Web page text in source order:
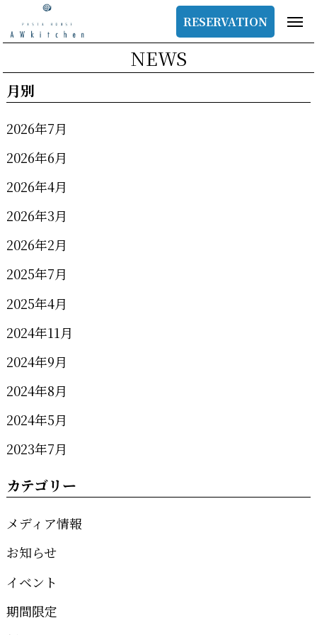
RESERVATION
NEWS
月別
2026年7月
2026年6月
2026年4月
2026年3月
2026年2月
2025年7月
2025年4月
2024年11月
2024年9月
2024年8月
2024年5月
2023年7月
カテゴリー
メディア情報
お知らせ
イベント
期間限定